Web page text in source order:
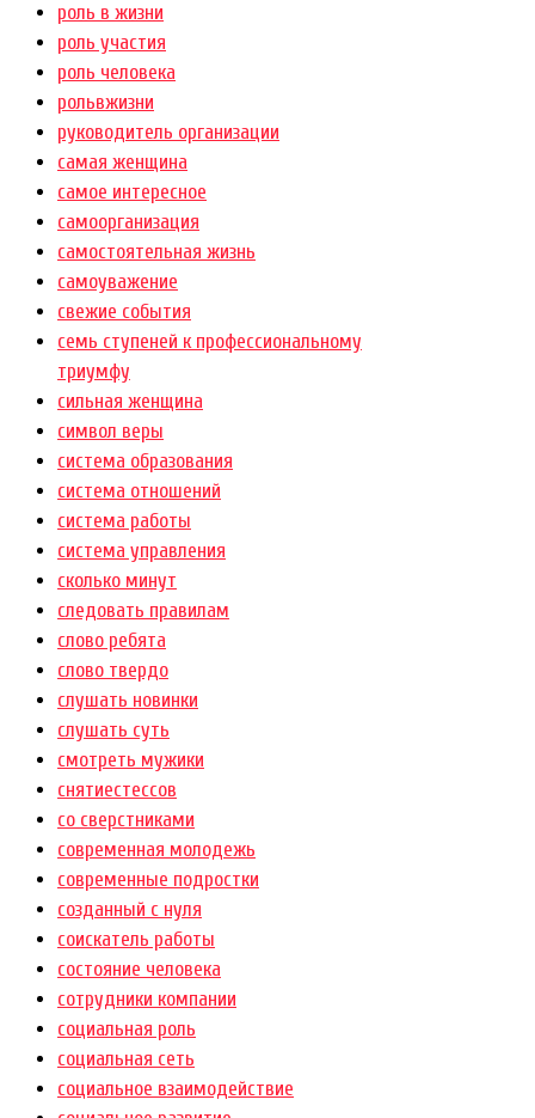
роль в жизни
роль участия
роль человека
рольвжизни
руководитель организации
самая женщина
самое интересное
самоорганизация
самостоятельная жизнь
самоуважение
свежие события
семь ступеней к профессиональному
триумфу
сильная женщина
символ веры
система образования
система отношений
система работы
система управления
сколько минут
следовать правилам
слово ребята
слово твердо
слушать новинки
слушать суть
смотреть мужики
снятиестессов
со сверстниками
современная молодежь
современные подростки
созданный с нуля
соискатель работы
состояние человека
сотрудники компании
социальная роль
социальная сеть
социальное взаимодействие